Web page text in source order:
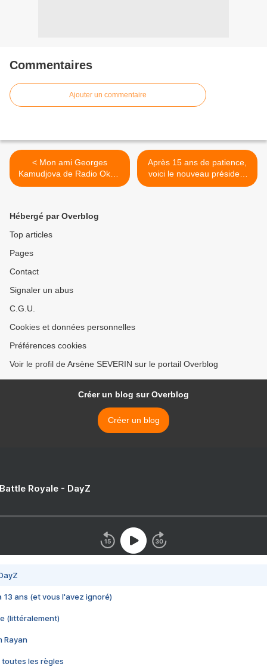
Commentaires
Ajouter un commentaire
< Mon ami Georges
Kamudjova de Radio Okapi
n'est plus!
Après 15 ans de patience,
voici le nouveau président
de la Côte d'Ivoire...et
Hébergé par Overblog
Top articles
Pages
Contact
Signaler un abus
C.G.U.
Cookies et données personnelles
Préférences cookies
Voir le profil de Arsène SEVERIN sur le portail Overblog
Créer un blog sur Overblog
Créer un blog
Royale - DayZ
13 ans (et vous l'avez ignoré)
(littéralement)
Rayan
toutes les règles